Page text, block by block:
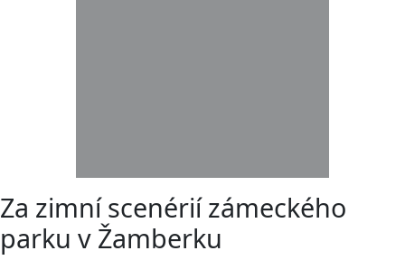
Za zimní scenérií zámeckého
parku v Žamberku